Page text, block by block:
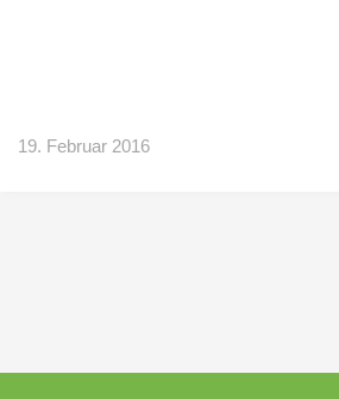
19. Februar 2016